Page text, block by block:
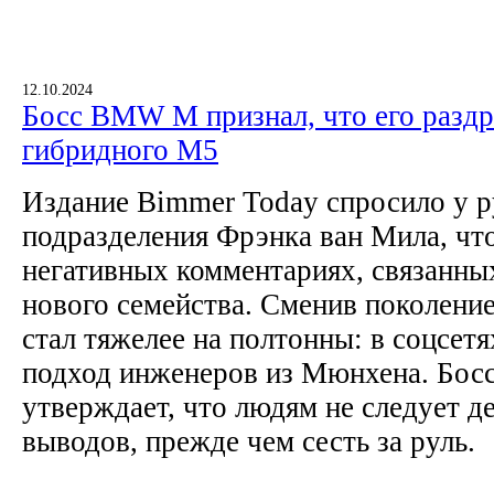
12.10.2024
Босс BMW M признал, что его
гибридного M5
Издание Bimmer Today спросило у
подразделения Фрэнка ван Мила,
негативных комментариях,
нового семейства. Сменив
стал тяжелее на полтонны: в
подход инженеров из Мюнхена.
утверждает, что людям не следует
выводов, прежде чем сесть за руль.